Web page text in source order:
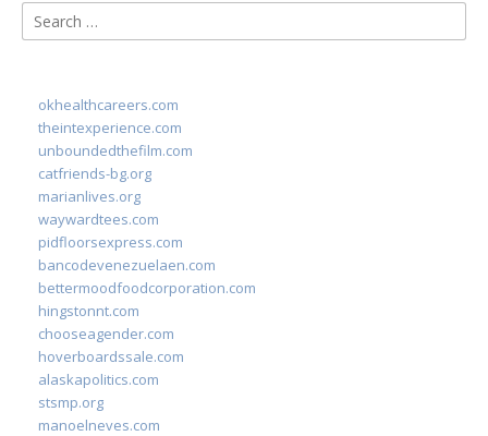
Search
for:
okhealthcareers.com
theintexperience.com
unboundedthefilm.com
catfriends-bg.org
marianlives.org
waywardtees.com
pidfloorsexpress.com
bancodevenezuelaen.com
bettermoodfoodcorporation.com
hingstonnt.com
chooseagender.com
hoverboardssale.com
alaskapolitics.com
stsmp.org
manoelneves.com